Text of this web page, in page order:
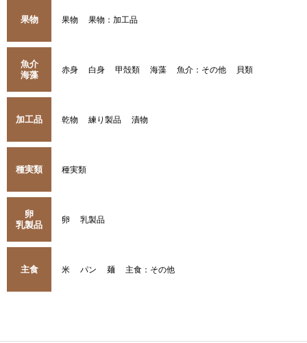
果物 果物 果物：加工品
魚介
海藻
赤身 白身 甲殻類 海藻 魚介：その他 貝類
加工品 乾物 練り製品 漬物
種実類 種実類
卵
乳製品
卵 乳製品
主食 米 パン 麺 主食：その他